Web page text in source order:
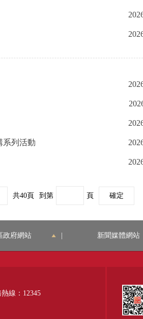
系列活動
共40頁 到第 頁 確定
政府網站 新聞媒體網站
線：12345